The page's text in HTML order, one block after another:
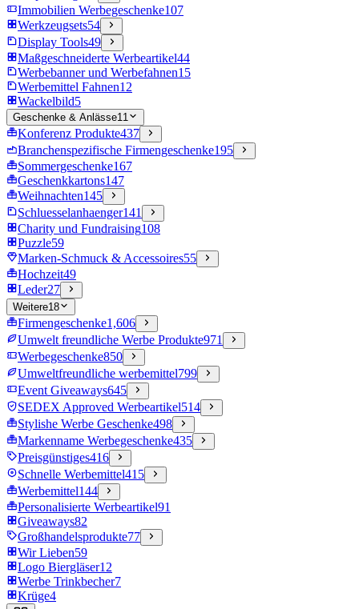
Immobilien Werbegeschenke107
Werkzeugsets54
Display Tools49
Maßgeschneiderte Werbeartikel44
Werbebanner und Werbefahnen15
Werbemittel Fahnen12
Wackelbild5
Geschenke & Anlässe11
Konferenz Produkte437
Branchenspezifische Firmengeschenke195
Sommergeschenke167
Geschenkkartons147
Weihnachten145
Schluesselanhaenger141
Charity und Fundraising108
Puzzle59
Marken-Schmuck & Accessoires55
Hochzeit49
Leder27
Weitere18
Firmengeschenke1,606
Umwelt freundliche Werbe Produkte971
Werbegeschenke850
Umweltfreundliche werbemittel799
Event Giveaways645
SEDEX Approved Werbeartikel514
Stylishe Werbe Geschenke498
Markenname Werbegeschenke435
Preisgünstiges416
Schnelle Werbemittel415
Werbemittel144
Personalisierte Werbeartikel91
Giveaways82
Großhandelsprodukte77
Wir Lieben59
Logo Biergläser12
Werbe Trinkbecher7
Krüge4